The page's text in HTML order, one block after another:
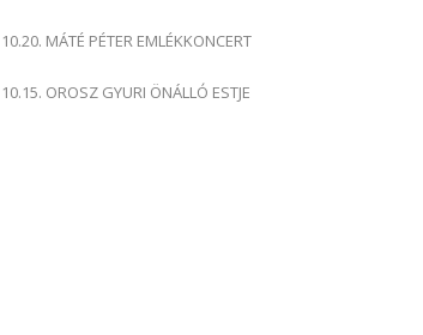
10.20. MÁTÉ PÉTER EMLÉKKONCERT
10.15. OROSZ GYURI ÖNÁLLÓ ESTJE